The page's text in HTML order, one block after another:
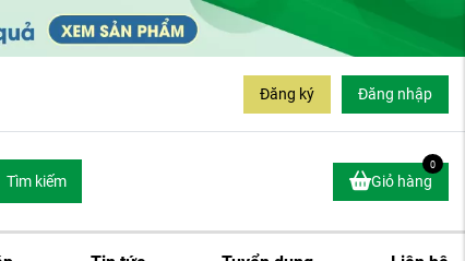
Đăng ký Đăng nhập
Tìm kiếm Giỏ hàng
0